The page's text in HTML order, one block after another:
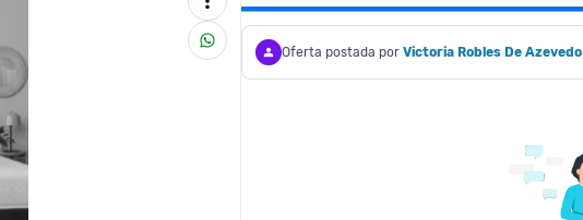
Oferta postada por Victoria Robles De Azevedo